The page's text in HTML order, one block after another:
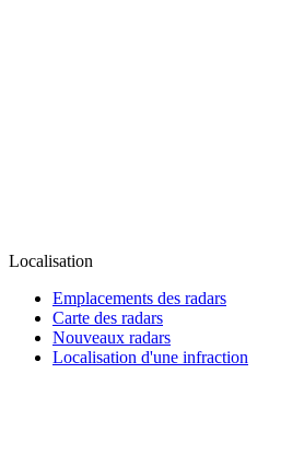
Localisation
Emplacements des radars
Carte des radars
Nouveaux radars
Localisation d'une infraction